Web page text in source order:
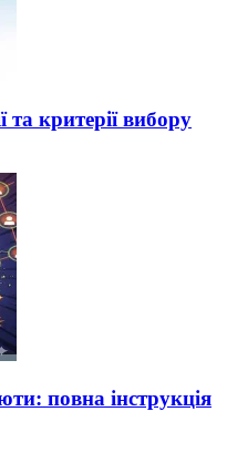
та критерії вибору
повна інструкція